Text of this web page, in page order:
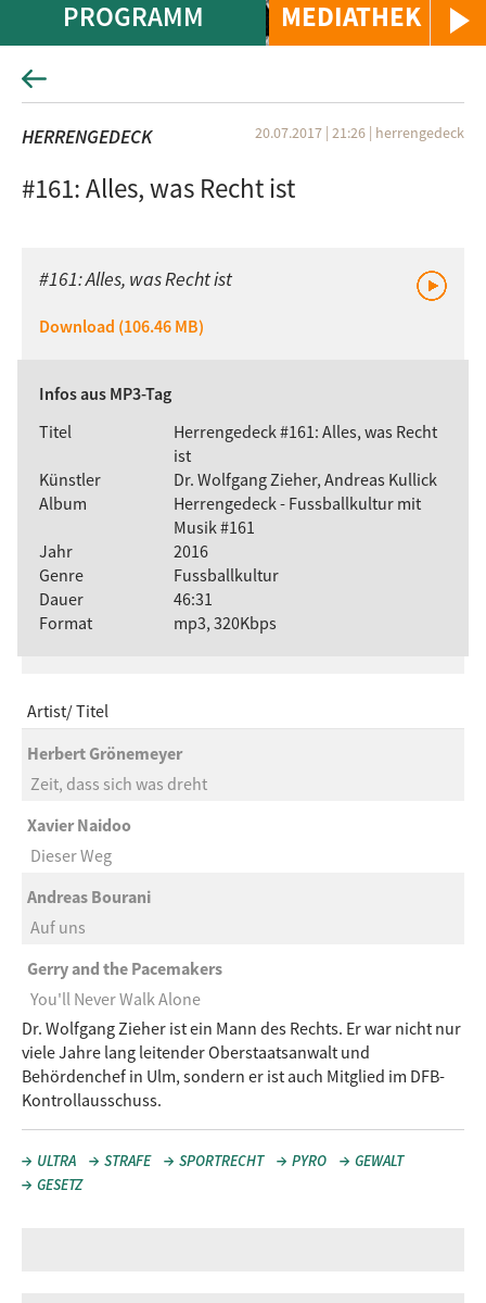
MEDIATHEK
PROGRAMM
HERRENGEDECK 20.07.2017 | 21:26 | herrengedeck
#161: Alles, was Recht ist
#161: Alles, was Recht ist
Download (106.46 MB)
Infos aus MP3-Tag
Titel
Herrengedeck #161: Alles, was Recht
ist
Künstler
Dr. Wolfgang Zieher, Andreas Kullick
Album
Herrengedeck - Fussballkultur mit
Musik #161
Jahr
2016
Genre
Fussballkultur
Dauer
46:31
Format
mp3, 320Kbps
Artist Titel
Herbert Grönemeyer
Zeit, dass sich was dreht
Xavier Naidoo
Dieser Weg
Andreas Bourani
Auf uns
Gerry and the Pacemakers
You'll Never Walk Alone
Dr. Wolfgang Zieher ist ein Mann des Rechts. Er war nicht nur
viele Jahre lang leitender Oberstaatsanwalt und
Behördenchef in Ulm, sondern er ist auch Mitglied im DFB-
Kontrollausschuss.
ULTRA STRAFE SPORTRECHT PYRO
GEWALT
GESETZ